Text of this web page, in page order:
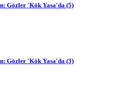
Gözler 'Kök Yasa'da (5)
Gözler 'Kök Yasa'da (3)